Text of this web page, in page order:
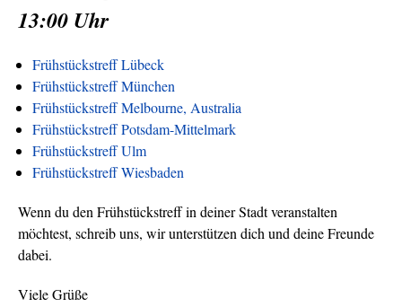
13:00 Uhr
Frühstückstreff Lübeck
Frühstückstreff München
Frühstückstreff Melbourne, Australia
Frühstückstreff Potsdam-Mittelmark
Frühstückstreff Ulm
Frühstückstreff Wiesbaden
Wenn du den Frühstückstreff in deiner Stadt veranstalten
möchtest, schreib uns, wir unterstützen dich und deine Freunde
dabei.
Viele Grüße